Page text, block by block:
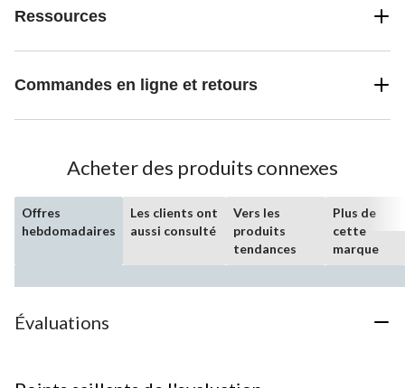
Ressources
Commandes en ligne et retours
Acheter des produits connexes
Offres
hebdomadaires
Les clients ont
aussi consulté
Vers les
produits
tendances
Plus de
cette
marque
Évaluations